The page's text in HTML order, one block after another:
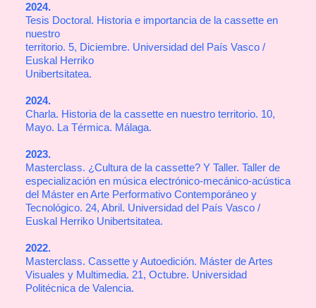
2024.
Tesis Doctoral. Historia e importancia de la cassette en
nuestro
territorio. 5, Diciembre. Universidad del País Vasco /
Euskal Herriko
Unibertsitatea.
2024.
Charla. Historia de la cassette en nuestro territorio. 10,
Mayo. La Térmica. Málaga.
2023.
Masterclass. ¿Cultura de la cassette? Y Taller. Taller de
especialización en música electrónico-mecánico-acústica
del Máster en Arte Performativo Contemporáneo y
Tecnológico. 24, Abril. Universidad del País Vasco /
Euskal Herriko Unibertsitatea.
2022.
Masterclass. Cassette y Autoedición. Máster de Artes
Visuales y Multimedia. 21, Octubre. Universidad
Politécnica de Valencia.